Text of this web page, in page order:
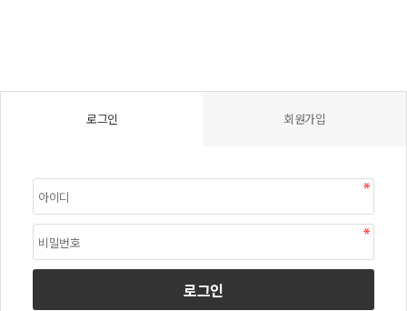
로그인 회원가입
로그인